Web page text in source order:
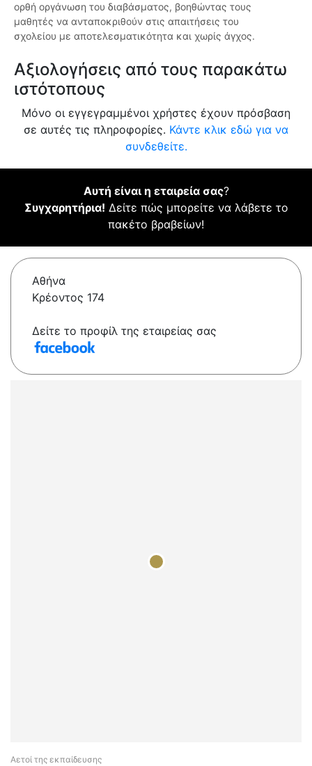
ορθή οργάνωση του διαβάσματος, βοηθώντας τους
μαθητές να ανταποκριθούν στις απαιτήσεις του
σχολείου με αποτελεσματικότητα και χωρίς άγχος.
Αξιολογήσεις από τους παρακάτω
ιστότοπους
Μόνο οι εγγεγραμμένοι χρήστες έχουν πρόσβαση
σε αυτές τις πληροφορίες. Κάντε κλικ εδώ για να
συνδεθείτε.
Αυτή είναι η εταιρεία σας?
Συγχαρητήρια! Δείτε πώς μπορείτε να λάβετε το
πακέτο βραβείων!
Αθήνα
Κρέοντος 174
Δείτε το προφίλ της εταιρείας σας
Αετοί της εκπαίδευσης